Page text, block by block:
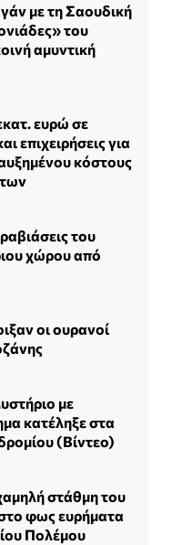
με τη Σαουδική
του
αμυντική
ευρώ σε
επιχειρήσεις για
κόστους
του
χώρου από
οι ουρανοί
με
κατέληξε στα
(Βίντεο)
στάθμη του
φως ευρήματα
Πολέμου